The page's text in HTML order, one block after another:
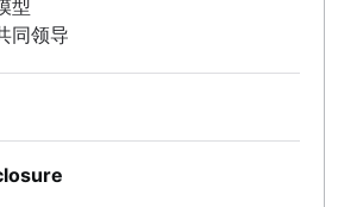
objectives
划
管理
项目
图
例
图
换
程
定义、类型和最佳实践
化，全面提升 Confluence 工作流的效率
自动化
任务自动化
务管理
工具
理
册
告
mortem
理提醒
性
念验证
案大纲
目章程与项目海报
management software
施计划
织结构图
销计划
目组合管理
行性研究
calendar
何规划任务优先级
态系统梳理
标一致
动营销
牌发布
牌焕新指南：核心要素与关键步骤
景面板
本原因分析
周期
森豪威尔矩阵
程碑图表
键路径法
后期如何影响项目管理
么是综合总时间表？
目预算
述
述
能规划
源分解结构
目采购规划
行
述
用模板更快地完成正确的工作
目跟踪
围蔓延
图表
项目管理
视化项目管理
计冲刺
代流程
程图绘制
助自动化，全面提升 Confluence
型
同领导